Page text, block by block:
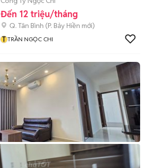
Đến 12 triệu/tháng
Q. Tân Bình (P. Bảy Hiền mới)
T TRẦN NGỌC CHI